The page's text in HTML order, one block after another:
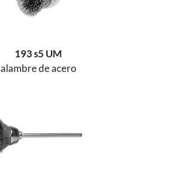
193 s5 UM
alambre de acero